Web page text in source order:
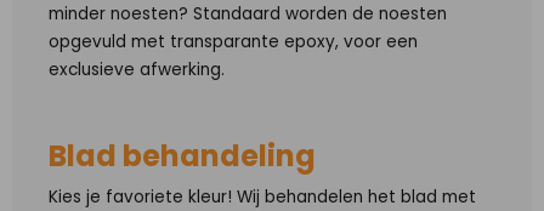
minder noesten? Standaard worden de noesten
opgevuld met transparante epoxy, voor een
exclusieve afwerking.
Blad behandeling
Kies je favoriete kleur! Wij behandelen het blad met